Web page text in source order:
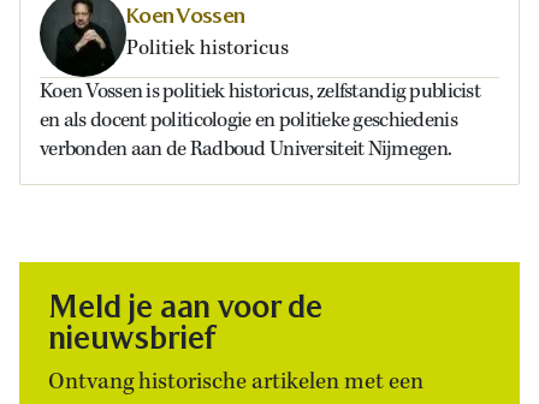
Koen Vossen
Politiek historicus
Koen Vossen is politiek historicus, zelfstandig publicist
en als docent politicologie en politieke geschiedenis
verbonden aan de Radboud Universiteit Nijmegen.
Meld je aan voor de
nieuwsbrief
Ontvang historische artikelen met een